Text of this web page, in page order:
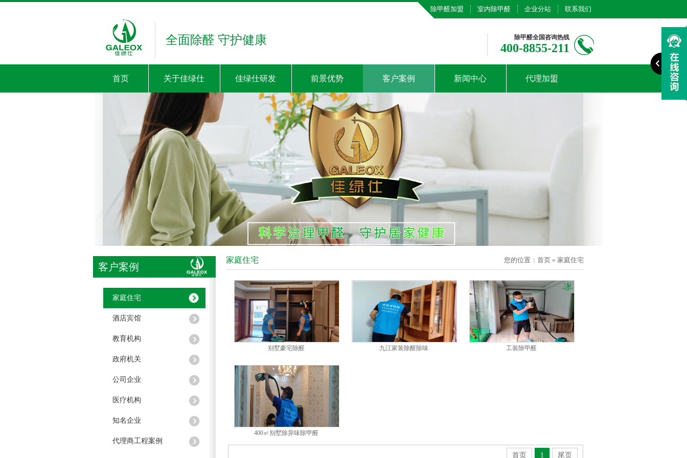
除甲醛加盟 室内除甲醛 企业分站 联系我们
全面除醛 守护健康 除甲醛全国咨询热线
400-8855-211
首页 关于佳绿仕 佳绿仕研发 前景优势 客户案例 新闻中心 代理加盟
客户案例
家庭住宅
酒店宾馆
教育机构
政府机关
公司企业
医疗机构
知名企业
代理商工程案例
家庭住宅 您的位置： 首页 » 家庭住宅
别墅豪宅除醛 九江家装除醛除味 工装除甲醛
400㎡别墅除异味除甲醛
首页 1 尾页